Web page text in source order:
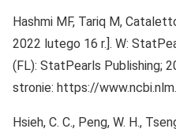
Hashmi MF, Tariq M,
2022 lutego 16 r.]. W:
(FL): StatPearls Publishing;
stronie: https://
Hsieh, C. C., Peng, W. H.,